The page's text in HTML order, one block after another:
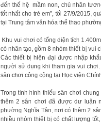
đến thế hệ mầm non, chủ nhân
tốt nhất cho trẻ em”, tối 27/9/2015,
tại Trung tâm văn hóa thể thao
Khu vui chơi có tổng diện tích 1.400m
cỏ nhân tạo, gồm 8 nhóm thiết bị vui
Các thiết bị hiện đại được nhập
người sử dụng khi tham gia vui
sân chơi công cộng tại Học viện
Trong tình hình thiếu sân chơi
thêm 2 sân chơi đã được dư luận
phường Nghĩa Tân, nơi có thêm 2
nhiều nhóm thiết bị có chất lượng